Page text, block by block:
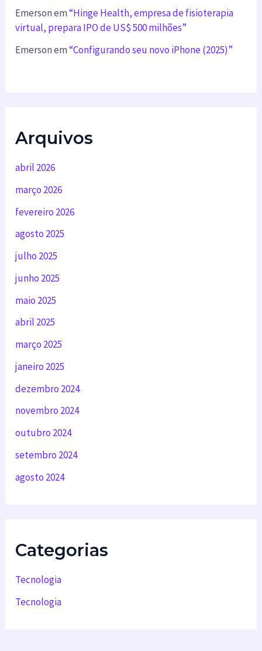
Emersonem“Hinge Health, empresa de fisioterapia
virtual, prepara IPO de US$ 500 milhões”
Emersonem“Configurando seu novo iPhone (2025)”
Arquivos
abril 2026
março 2026
fevereiro 2026
agosto 2025
julho 2025
junho 2025
maio 2025
abril 2025
março 2025
janeiro 2025
dezembro 2024
novembro 2024
outubro 2024
setembro 2024
agosto 2024
Categorias
Tecnologia
Tecnologia